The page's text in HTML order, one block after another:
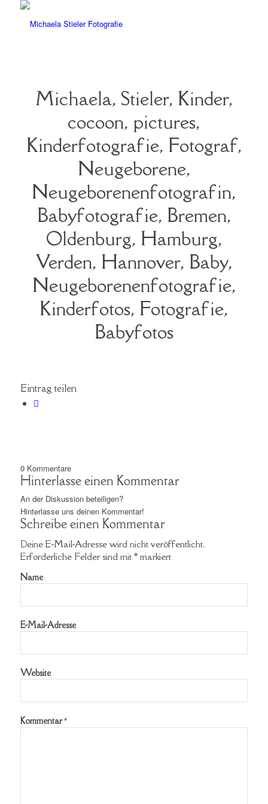
Michaela, Stieler, Kinder,
cocoon, pictures,
Kinderfotografie, Fotograf,
Neugeborene,
Neugeborenenfotografin,
Babyfotografie, Bremen,
Oldenburg, Hamburg,
Verden, Hannover, Baby,
Neugeborenenfotografie,
Kinderfotos, Fotografie,
Babyfotos
Eintrag teilen
0 Kommentare
Hinterlasse einen Kommentar
An der Diskussion beteiligen?
Hinterlasse uns deinen Kommentar!
Schreibe einen Kommentar
Deine E-Mail-Adresse wird nicht veröffentlicht.
Erforderliche Felder sind mit *markiert
Name
E-Mail-Adresse
Website
Kommentar*